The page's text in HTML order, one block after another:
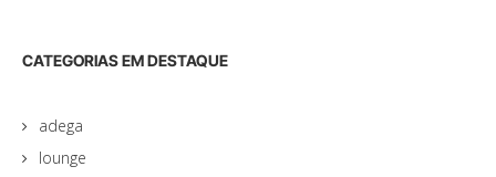
CATEGORIAS EM DESTAQUE
adega
lounge